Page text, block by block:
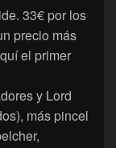
33€ por los
precio más
el primer
y Lord
más pincel